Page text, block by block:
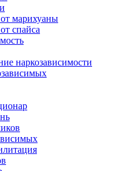
марихуаны
спайса
наркозависимости